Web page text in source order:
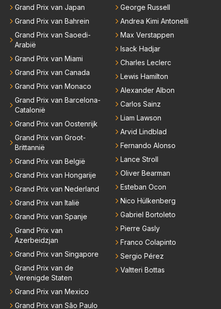
Grand Prix van Japan
Grand Prix van Bahrein
Grand Prix van Saoedi-
Arabië
Grand Prix van Miami
Grand Prix van Canada
Grand Prix van Monaco
Grand Prix van Barcelona-
Catalonië
Grand Prix van Oostenrijk
Grand Prix van Groot-
Brittannië
Grand Prix van België
Grand Prix van Hongarije
Grand Prix van Nederland
Grand Prix van Italië
Grand Prix van Spanje
Grand Prix van
Azerbeidzjan
Grand Prix van Singapore
Grand Prix van de
Verenigde Staten
Grand Prix van Mexico
Grand Prix van São Paulo
George Russell
Andrea Kimi Antonelli
Max Verstappen
Isack Hadjar
Charles Leclerc
Lewis Hamilton
Alexander Albon
Carlos Sainz
Liam Lawson
Arvid Lindblad
Fernando Alonso
Lance Stroll
Oliver Bearman
Esteban Ocon
Nico Hülkenberg
Gabriel Bortoleto
Pierre Gasly
Franco Colapinto
Sergio Pérez
Valtteri Bottas